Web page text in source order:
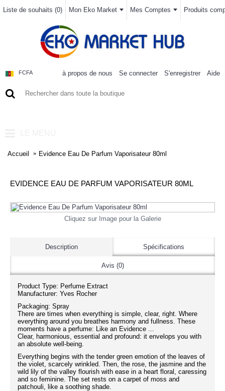
Liste de souhaits (0) Mon Eko Market Mes Comptes Produits
FCFA à propos de nous Se connecter S'enregistrer Aide
Accueil Evidence Eau De Parfum Vaporisateur 80ml
EVIDENCE EAU DE PARFUM VAPORISATEUR 80ML
Cliquez sur Image pour la Galerie
Description Spécifications
Avis (0)
Product Type: Perfume Extract
Manufacturer: Yves Rocher
Packaging: Spray
There are times when everything is simple, clear, right. Where
everything around you breathes harmony and fullness. These
moments have a perfume: Like an Evidence ...
Clear, harmonious, essential and profound: it envelops you with
an absolute well-being.
Everything begins with the tender green emotion of the leaves of
the violet, scarcely wrinkled. Then, the rose, the jasmine and the
wild lily of the valley flourish with ease in a heart floral, caressing
and so feminine. The set rests on a carpet of moss and
patchouli, like a soothing shade.